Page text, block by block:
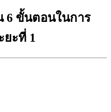
ขั้นตอนในการ
ะที่ 1